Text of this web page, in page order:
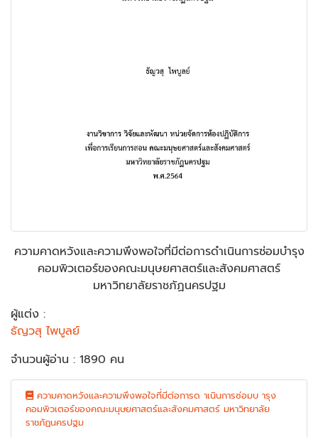
ความคาดหวังและความพึงพอใจที่มีต่อการดำเนินการซ่อมบำรุง
คอมพิวเตอร์ของคณะมนุษยศาสตร์และสังคมศาสตร์
มหาวิทยาลัยราชภัฏนครปฐม
ผู้แต่ง :
ธัญวสุ ไพบูลย์
จำนวนผู้อ่าน : 1890 คน
ความคาดหวังและความพึงพอใจที่มีต่อการด าเนินการซ่อมบ ารุง
คอมพิวเตอร์ของคณะมนุษยศาสตร์และสังคมศาสตร์ มหาวิทยาลัย
ราชภัฏนครปฐม